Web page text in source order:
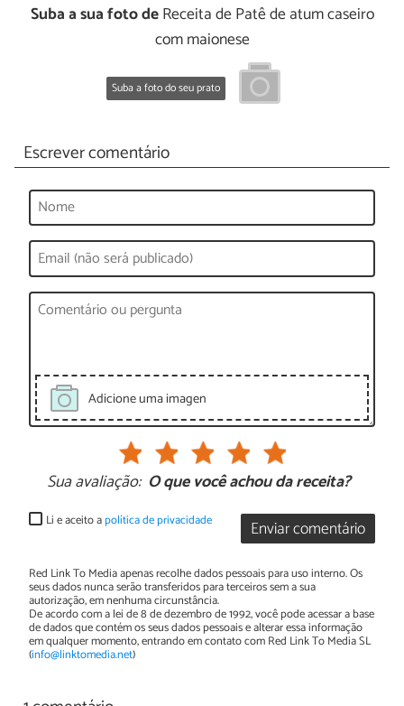
Suba a sua foto deReceita de Patê de atum caseiro
com maionese
Suba a foto do seu prato
Escrever comentário
Adicione uma imagen
Sua avaliação: O que você achou da receita?
Enviar comentário
Li e aceito apolítica de privacidade
Red Link To Media apenas recolhe dados pessoais para uso interno. Os
seus dados nunca serão transferidos para terceiros sem a sua
autorização, em nenhuma circunstância.
De acordo com a lei de 8 de dezembro de 1992, você pode acessar a base
de dados que contém os seus dados pessoais e alterar essa informação
em qualquer momento, entrando em contato com Red Link To Media SL
(info@linktomedia.net)